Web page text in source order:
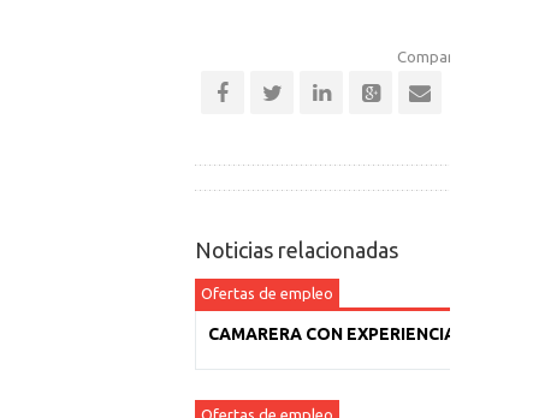
Comparte esta
Noticias relacionadas
Ofertas de empleo
CAMARERA CON EXPERIENCIA
Ofertas de empleo